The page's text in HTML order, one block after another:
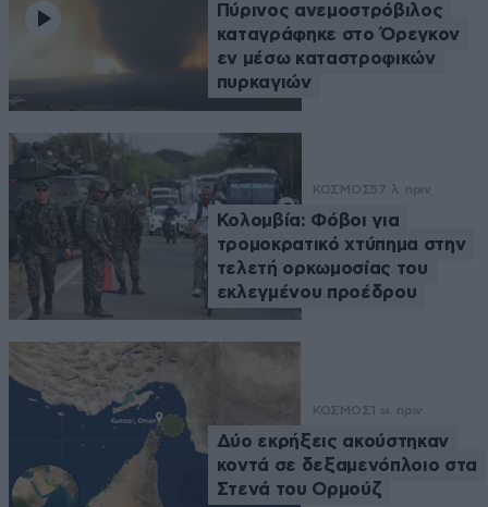
Πύρινος ανεμοστρόβιλος
καταγράφηκε στο Όρεγκον
εν μέσω καταστροφικών
πυρκαγιών
ΚΟΣΜΟΣ57 λ. πριν
Κολομβία: Φόβοι για
τρομοκρατικό χτύπημα στην
τελετή ορκωμοσίας του
εκλεγμένου προέδρου
ΚΟΣΜΟΣ 1 ω. πριν
Δύο εκρήξεις ακούστηκαν
κοντά σε δεξαμενόπλοιο στα
Στενά του Ορμούζ